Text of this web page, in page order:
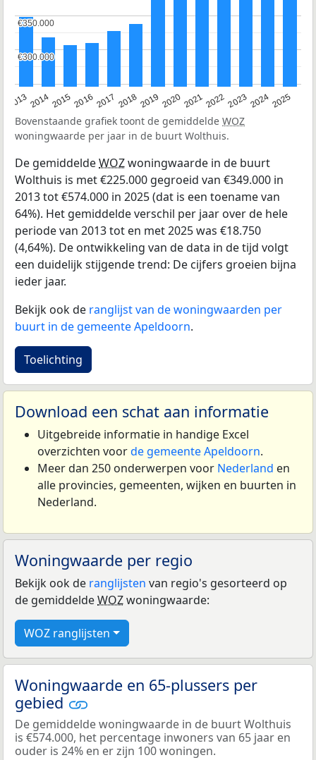
20132014201520162017 20182019 202020212022202320242025
€300.000
€300.000
€350.000
€350.000
Bovenstaande grafiek toont de gemiddelde WOZ
woningwaarde per jaar in de buurt Wolthuis.
De gemiddeldeWOZwoningwaarde in de buurt
Wolthuis is met €225.000 gegroeid van €349.000 in
2013 tot €574.000 in 2025 (dat is een toename van
64%). Het gemiddelde verschil per jaar over de hele
periode van 2013 tot en met 2025 was €18.750
(4,64%). De ontwikkeling van de data in de tijd volgt
een duidelijk stijgende trend: De cijfers groeien bijna
ieder jaar.
Bekijk ook de ranglijst van de woningwaarden per
buurt in de gemeente Apeldoorn.
Toelichting
Download een schat aan informatie
Uitgebreide informatie in handige Excel
overzichten voorde gemeente Apeldoorn.
Meer dan 250 onderwerpen voor Nederland en
alle provincies, gemeenten, wijken en buurten in
Nederland.
Woningwaarde per regio
Bekijk ook de ranglijsten van regio's gesorteerd op
de gemiddeldeWOZwoningwaarde:
WOZ ranglijsten
Woningwaarde en 65-plussers per
gebied
De gemiddelde woningwaarde in de buurt Wolthuis
is €574.000, het percentage inwoners van 65 jaar en
ouder is 24% en er zijn 100 woningen.